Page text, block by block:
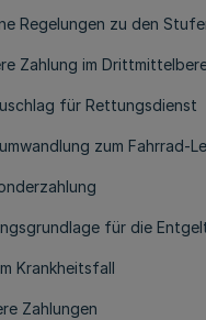
Regelungen zu den
Zahlung im
für Rettungsdienst
zum Fahrrad-
für die
Krankheitsfall
Zahlungen